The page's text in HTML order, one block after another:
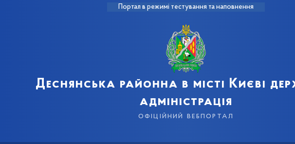
Портал в режимі тестування та наповнення
Деснянська районна в місті Києві
адміністрація
офіційний вебпортал